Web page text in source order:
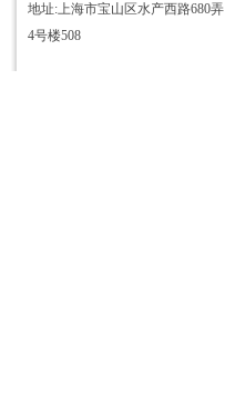
地址:上海市宝山区水产西路680弄
4号楼508